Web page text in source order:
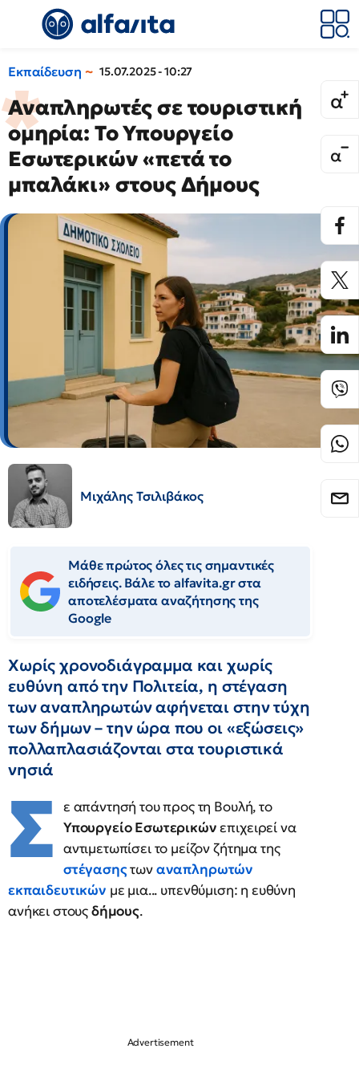
Εκπαίδευση 15.07.2025 - 10:27
Αναπληρωτές σε τουριστική
ομηρία: Το Υπουργείο
Εσωτερικών «πετά το
μπαλάκι» στους Δήμους
Μιχάλης Τσιλιβάκος
Μάθε πρώτος όλες τις σημαντικές
ειδήσεις. Βάλε το alfavita.gr στα
αποτελέσματα αναζήτησης της
Google
Χωρίς χρονοδιάγραμμα και χωρίς
ευθύνη από την Πολιτεία, η στέγαση
των αναπληρωτών αφήνεται στην τύχη
των δήμων – την ώρα που οι «εξώσεις»
πολλαπλασιάζονται στα τουριστικά
νησιά
Σ ε απάντησή του προς τη Βουλή, το
Υπουργείο Εσωτερικώνεπιχειρεί να
αντιμετωπίσει το μείζον ζήτημα της
στέγασηςτωναναπληρωτών
εκπαιδευτικών με μια... υπενθύμιση: η ευθύνη
ανήκει στουςδήμους.